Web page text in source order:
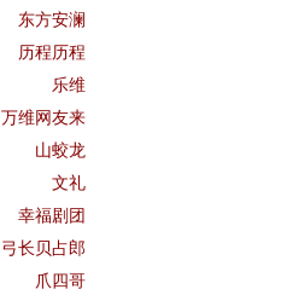
东方安澜
历程历程
乐维
万维网友来
山蛟龙
文礼
幸福剧团
弓长贝占郎
爪四哥